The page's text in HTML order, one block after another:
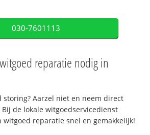
030-7601113
reparatie nodig in
storing? Aarzel niet en neem direct
de lokale witgoedservicedienst
witgoed reparatie snel en gemakkelijk!